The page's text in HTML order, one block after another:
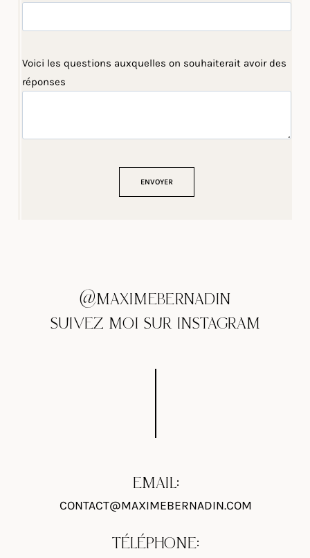
Voici les questions auxquelles on souhaiterait avoir des
réponses
@MAXIMEBERNADIN
SUIVEZ MOI SUR INSTAGRAM
EMAIL:
CONTACT@MAXIMEBERNADIN.COM
TÉLÉPHONE: